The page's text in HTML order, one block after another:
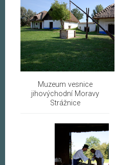
Muzeum vesnice
jihovýchodní Moravy
Strážnice